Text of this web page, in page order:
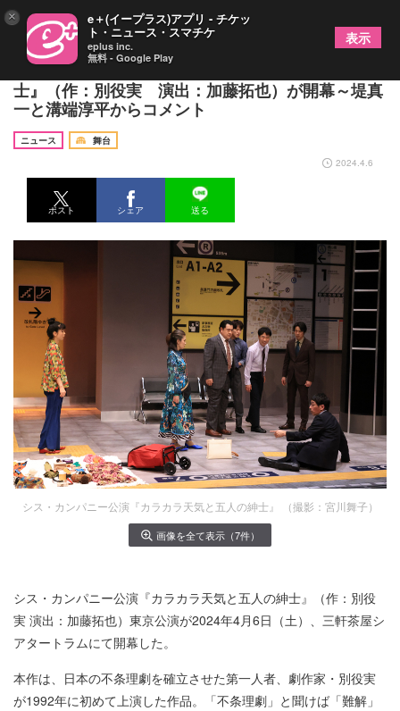
シス・カンパニー公演『カラカラ天気と五人の紳
士』（作：別役実 演出：加藤拓也）が開幕～堤真
一と溝端淳平からコメント
ニュース
舞台
2024.4.6
ポスト シェア 送る
シス・カンパニー公演『カラカラ天気と五人の紳士』 （撮影：宮川舞子）
画像を全て表示（7件）
シス・カンパニー公演『カラカラ天気と五人の紳士』（作：別役
実 演出：加藤拓也）東京公演が2024年4月6日（土）、三軒茶屋シ
アタートラムにて開幕した。
本作は、日本の不条理劇を確立させた第一人者、劇作家・別役実
が1992年に初めて上演した作品。「不条理劇」と聞けば「難解」
× e＋(イープラス)アプリ - チケッ
ト・ニュース・スマチケ
eplus inc.
無料 - Google Play
表示